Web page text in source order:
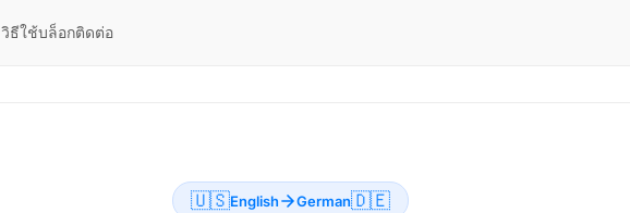
วิธีใช้บล็อกติดต่อ
🇺🇸English German🇩🇪